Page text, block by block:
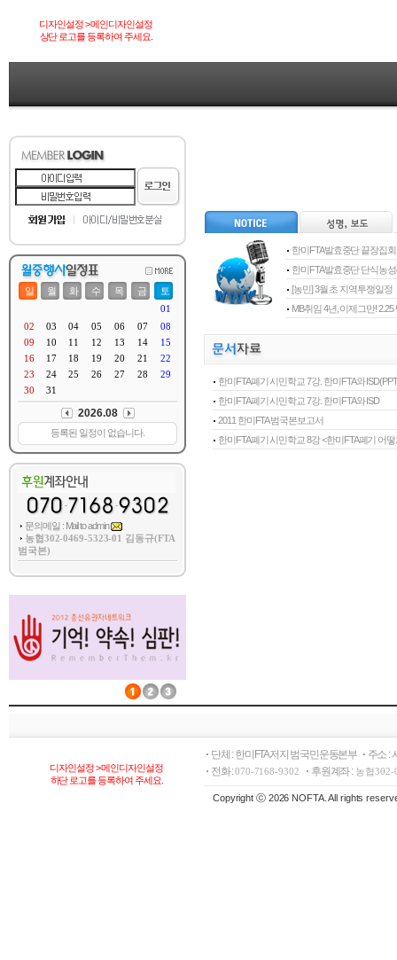
디자인설정 > 메인디자인설정
상단 로고를 등록하여 주세요.
문의메일 : Mail to admin
농협302-0469-5323-01 김동규(FTA
범국본)
한미FTA발효중단 끝장집회
한미FTA발효중단 단식농
[농민] 3월 초 지역투쟁일정
MB취임 4년, 이제그만!
한미FTA폐기 시민학교 7강. 한미FTA와
한미FTA폐기 시민학교 7강. 한미FTA와 ISD
2011 한미FTA 범국본보고서
한미FTA폐기 시민학교 8강 <한미FTA폐기 어
디자인설정 > 메인디자인설정
하단 로고를 등록하여 주세요.
단체 : 한미FTA저지 범국민운동본부
주소 :
전화 :070-7168-9302 후원계좌 : 농협302-
Copyright ⓒ 2026 NOFTA. All rights